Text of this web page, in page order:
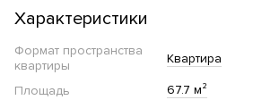
Характеристики
Формат пространства
квартиры
Квартира
Площадь
67.7 м²